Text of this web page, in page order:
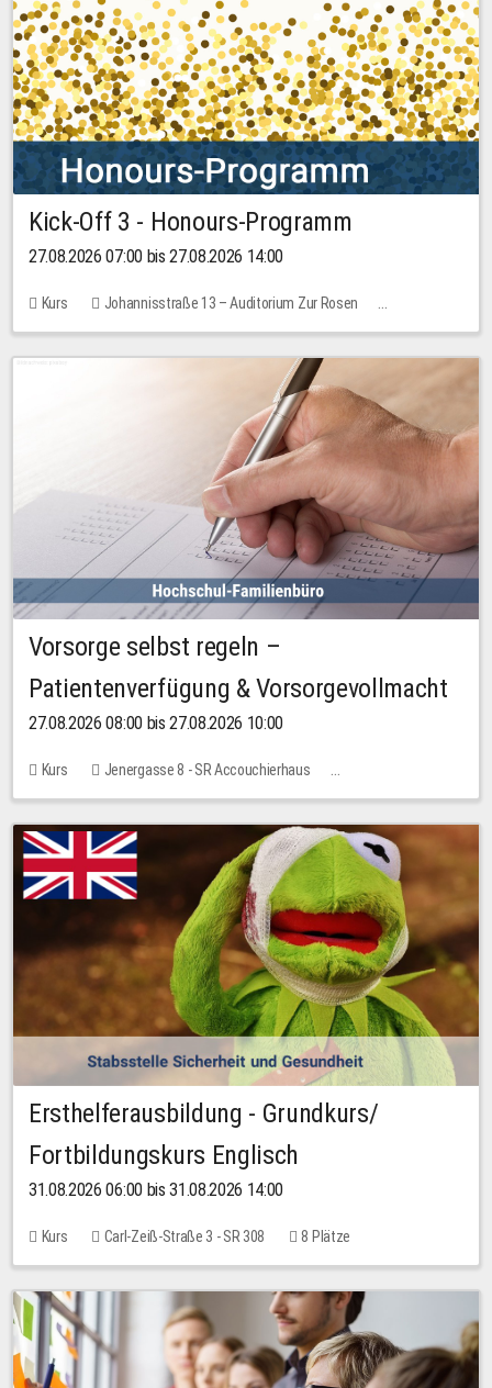
Kick-Off 3 - Honours-Programm
27.08.2026 07:00 bis 27.08.2026 14:00
Kurs
Johannisstraße 13 – Auditorium Zur Rosen
11 Plätze
Vorsorge selbst regeln –
Patientenverfügung & Vorsorgevollmacht
27.08.2026 08:00 bis 27.08.2026 10:00
Kurs
Jenergasse 8 - SR Accouchierhaus
Keine freien Plätze
Ersthelferausbildung - Grundkurs/
Fortbildungskurs Englisch
31.08.2026 06:00 bis 31.08.2026 14:00
Kurs Carl-Zeiß-Straße 3 - SR 308 8 Plätze